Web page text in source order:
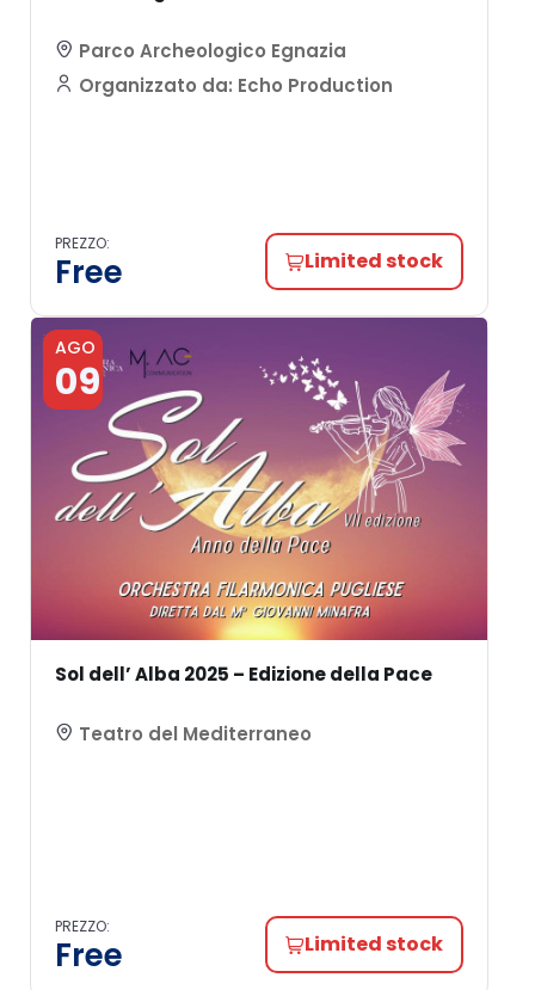
Parco Archeologico Egnazia
Organizzato da: Echo Production
PREZZO:
Free Limited stock
AGO
09
Sol dell’ Alba 2025 – Edizione della Pace
Teatro del Mediterraneo
PREZZO:
Free Limited stock